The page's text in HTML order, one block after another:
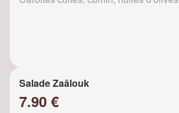
Salade Zaâlouk
7.90 €